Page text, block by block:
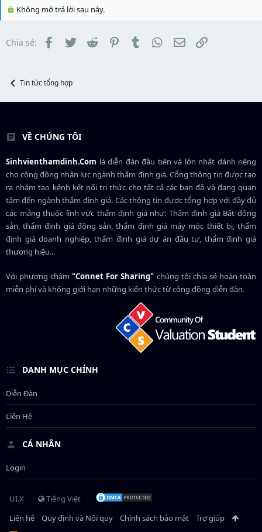
e
a
d
a
r
ầ
Không mở trả lời sau này.
Chia sẻ: Facebook
TwitterReddit PinterestTumblr WhatsApp
EmailLink
Tin tức tổng hợp
VỀ CHÚNG TÔI
Sinhvienthamdinh.Com là diễn đàn đầu tiên và lớn nhất dành riêng
cho cộng đồng nhân lực ngànhthẩm định giá. Cổng thông tin được tạo
ra nhằm tạo kênh kết nối tri thức cho tất cả các bạn đã và đang quan
tâm đến ngành thẩm định giá. Các thông tin được tổng hợp với đầy đủ
các mảng thuộc lĩnh vực thẩm định giá như: Thẩm định giá Bất động
sản, thẩm định giá động sản, thẩm định giá máy móc thiết bị, thẩm
định giá doanh nghiệp, thẩm định giá dự án đầu tư, thẩm định giá
thương hiệu...
Với phương châm"Connet For Sharing" chúng tôi chia sẻ hoàn toàn
miễn phí và không giới hạn những kiến thức từ cộng đồng diễn đàn.
DANH MỤC CHÍNH
Diễn Đàn
Liên Hệ
CÁ NHÂN
Login
UI.X
Tiếng Việt
Liên hệ
Quy định và Nội quy Chính sách bảo mật Trợ giúp